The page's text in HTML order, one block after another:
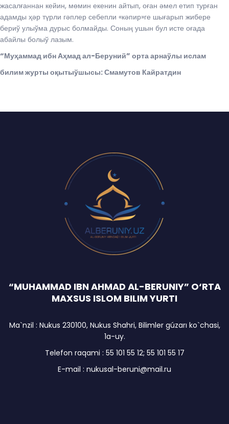
жасалғаннан кейин, мөмин екенин айтып, оған әмел етип турған
адамды ҳәр түрли гәплер себепли «кәпир»ге шығарып жибере
бериў улыўма дурыс болмайды. Соның ушын бул исте оғада
абайлы болыў лазым.
“Муҳаммад ибн Аҳмад ал-Беруний” орта арнаўлы ислам
билим журты оқытыўшысы: Смамутов Кайратдин
“MUHAMMAD IBN AHMAD AL-BERUNIY” O‘RTA
MAXSUS ISLOM BILIM YURTI
Ma`nzil : Nukus 230100, Nukus Shahri, Bilimler gúzarı ko`chasi,
1a-uy.
Telefon raqami : 55 101 55 12; 55 101 55 17
E-mail : nukusal-beruni@mail.ru